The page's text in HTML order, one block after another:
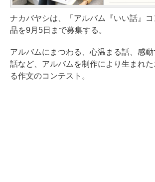
ナカバヤシは、「アルバム『いい話』
品を9月5日まで募集する。
アルバムにまつわる、心温まる話、感
話など、アルバムを制作により生まれ
る作文のコンテスト。